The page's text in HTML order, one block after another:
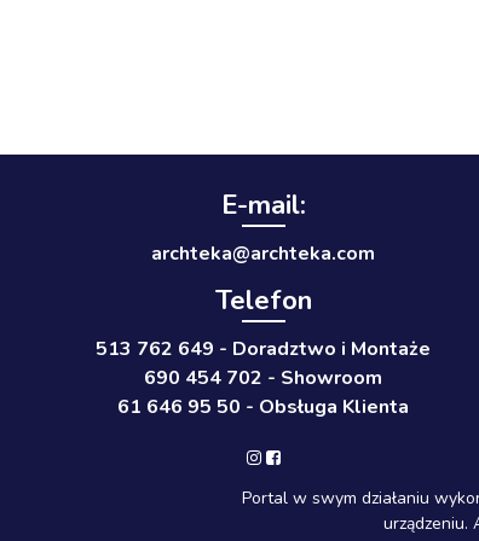
E-mail:
moc.a
kethc
ra@ak
ethcr
a
Telefon
513 762 649 - Doradztwo i Montaże
690 454 702 - Showroom
61 646 95 50 - Obsługa Klienta
Portal w swym działaniu
urządzeniu.